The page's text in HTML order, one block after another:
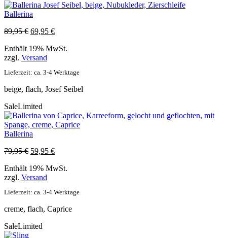
Ballerina
89,95€ Ursprünglicher
war:
89,95 €
69,95 €Aktueller
ist:
Enthält 19% MwSt.
zzgl. Versand
Lieferzeit: ca. 3-4 Werktage
beige, flach, Josef Seibel
SaleLimited
Ballerina
79,95€ Ursprünglicher
war:
79,95 €
59,95 €Aktueller
ist:
Enthält 19% MwSt.
zzgl. Versand
Lieferzeit: ca. 3-4 Werktage
creme, flach, Caprice
SaleLimited